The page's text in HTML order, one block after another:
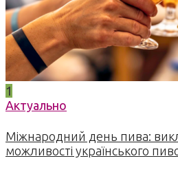
1
Актуально
Міжнародний день пива:
можливості українського